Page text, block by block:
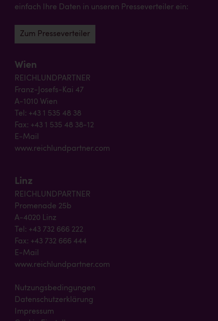
einfach Ihre Daten in unseren Presseverteiler ein:
Zum Presseverteiler
Wien
REICHLUNDPARTNER
Franz-Josefs-Kai 47
A-1010 Wien
Tel: +43 1 535 48 38
Fax: +43 1 535 48 38-12
E-Mail
www.reichlundpartner.com
Linz
REICHLUNDPARTNER
Promenade 25b
A-4020 Linz
Tel: +43 732 666 222
Fax: +43 732 666 444
E-Mail
www.reichlundpartner.com
Nutzungsbedingungen
Datenschutzerklärung
Impressum